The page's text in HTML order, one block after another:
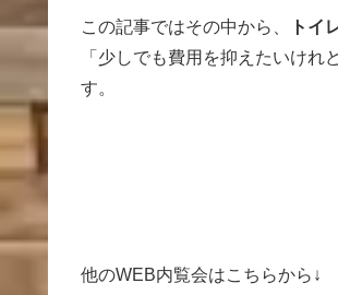
この記事ではその中から、 トイ
「少しでも費用を抑えたいけ
す。
他のWEB内覧会はこちらから↓